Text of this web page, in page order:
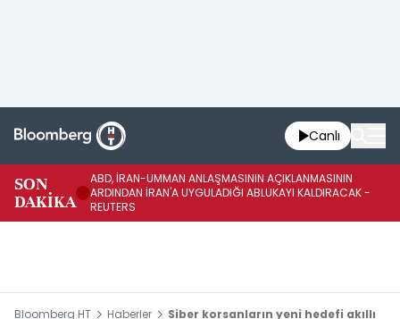
Canlı
SON
DAKİKA
ABD, İRAN-UMMAN ANLAŞMASININ AÇIKLANMASININ
ARDINDAN İRAN'A UYGULADIĞI ABLUKAYI KALDIRACAK -
REUTERS
Bloomberg HT Haberler
Siber korsanların yeni hedefi akıllı